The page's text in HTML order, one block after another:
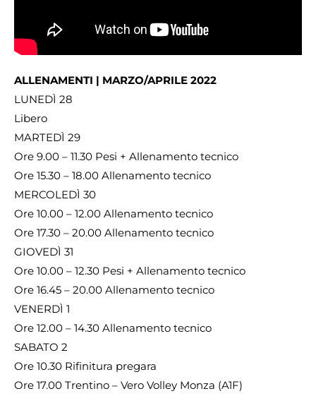
ALLENAMENTI | MARZO/APRILE 2022
LUNEDÌ 28
Libero
MARTEDÌ 29
Ore 9.00 – 11.30 Pesi + Allenamento tecnico
Ore 15.30 – 18.00 Allenamento tecnico
MERCOLEDÌ 30
Ore 10.00 – 12.00 Allenamento tecnico
Ore 17.30 – 20.00 Allenamento tecnico
GIOVEDÌ 31
Ore 10.00 – 12.30 Pesi + Allenamento tecnico
Ore 16.45 – 20.00 Allenamento tecnico
VENERDÌ 1
Ore 12.00 – 14.30 Allenamento tecnico
SABATO 2
Ore 10.30 Rifinitura pregara
Ore 17.00 Trentino – Vero Volley Monza (A1F)